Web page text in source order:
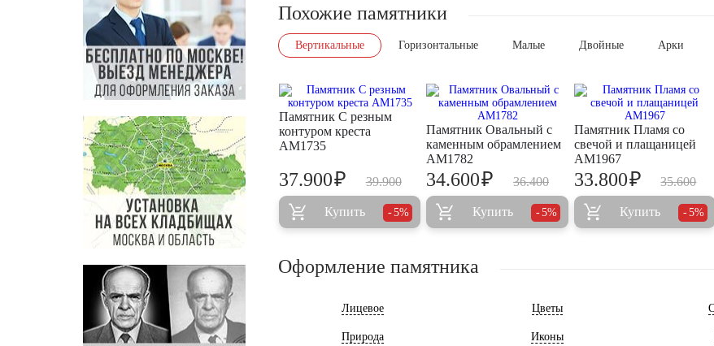
Похожие памятники
Вертикальные Горизонтальные Малые Двойные Арки
Памятник С резным
контуром креста
AM1735
39.900
37.900₽
Купить 5%
Памятник Овальный с
каменным обрамлением
AM1782
36.400
34.600₽
Купить 5%
Памятник Пламя со
свечой и плащаницей
AM1967
35.600
33.800₽
Купить 5%
Оформление памятника
Лицевое Цветы
Природа Иконы